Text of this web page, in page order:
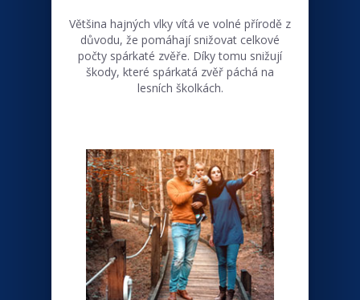
Většina hajných vlky vítá ve volné přírodě z
důvodu, že pomáhají snižovat celkové
počty spárkaté zvěře. Díky tomu snižují
škody, které spárkatá zvěř páchá na
lesních školkách.